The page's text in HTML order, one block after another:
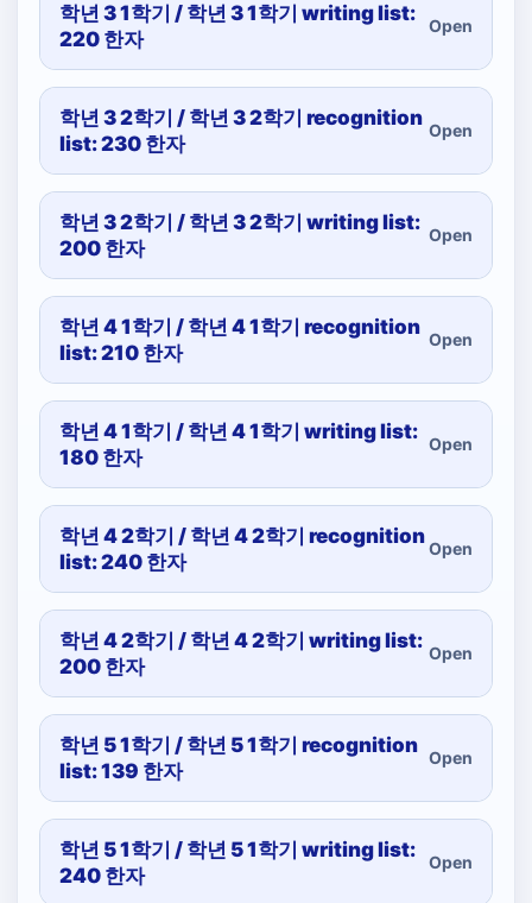
학년 3 1학기 / 학년 3 1학기 writing list:
220 한자
Open
학년 3 2학기 / 학년 3 2학기 recognition
list: 230 한자
Open
학년 3 2학기 / 학년 3 2학기 writing list:
200 한자
Open
학년 4 1학기 / 학년 4 1학기 recognition
list: 210 한자
Open
학년 4 1학기 / 학년 4 1학기 writing list:
180 한자
Open
학년 4 2학기 / 학년 4 2학기 recognition
list: 240 한자
Open
학년 4 2학기 / 학년 4 2학기 writing list:
200 한자
Open
학년 5 1학기 / 학년 5 1학기 recognition
list: 139 한자
Open
학년 5 1학기 / 학년 5 1학기 writing list:
240 한자
Open